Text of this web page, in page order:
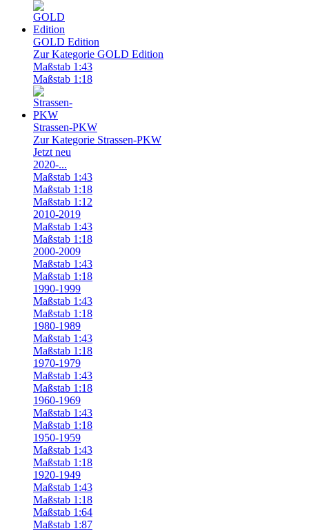
GOLD Edition
Zur Kategorie GOLD Edition
Maßstab 1:43
Maßstab 1:18
Strassen-PKW
Zur Kategorie Strassen-PKW
Jetzt neu
2020-...
Maßstab 1:43
Maßstab 1:18
Maßstab 1:12
2010-2019
Maßstab 1:43
Maßstab 1:18
2000-2009
Maßstab 1:43
Maßstab 1:18
1990-1999
Maßstab 1:43
Maßstab 1:18
1980-1989
Maßstab 1:43
Maßstab 1:18
1970-1979
Maßstab 1:43
Maßstab 1:18
1960-1969
Maßstab 1:43
Maßstab 1:18
1950-1959
Maßstab 1:43
Maßstab 1:18
1920-1949
Maßstab 1:43
Maßstab 1:18
Maßstab 1:64
Maßstab 1:87